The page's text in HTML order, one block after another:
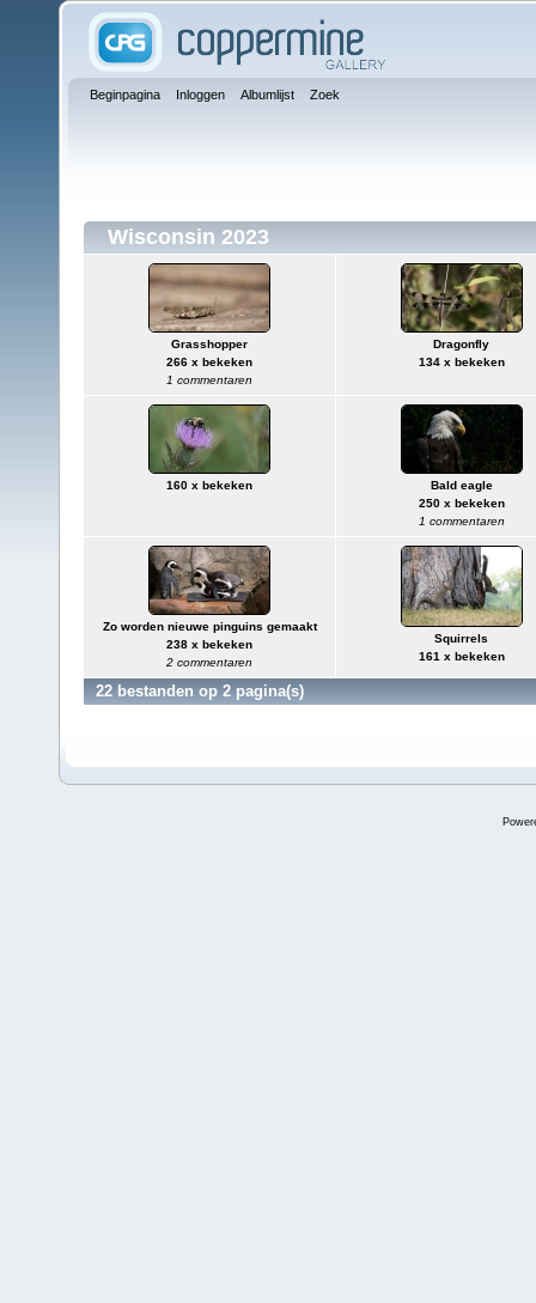
Beginpagina Inloggen Albumlijst Zoek
Wisconsin 2023
Grasshopper
266 x bekeken
1 commentaren
Dragonfly
134 x bekeken
160 x bekeken
Bald eagle
250 x bekeken
1 commentaren
Zo worden nieuwe pinguins gemaakt
238 x bekeken
2 commentaren
Squirrels
161 x bekeken
22 bestanden op 2 pagina(s)